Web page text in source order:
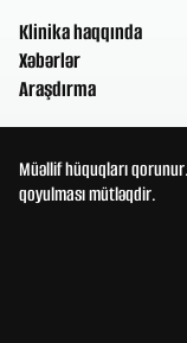
Klinika haqqında
Xəbərlər
Araşdırma
Müəllif hüquqları
qoyulması mütləqdir.